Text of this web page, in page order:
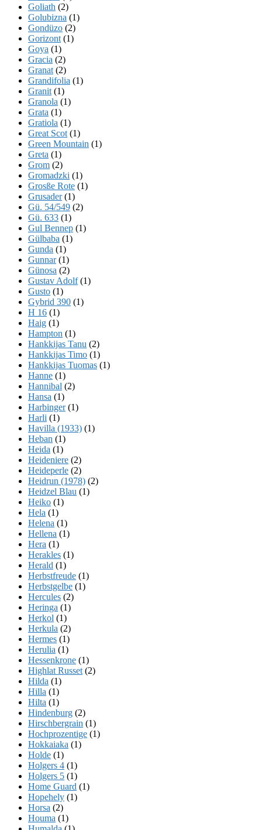
Goliath (2)
Golubizna (1)
Gondüzo (2)
Gorizont (1)
Goya (1)
Gracia (2)
Granat (2)
Grandifolia (1)
Granit (1)
Granola (1)
Grata (1)
Gratiola (1)
Great Scot (1)
Green Mountain (1)
Greta (1)
Grom (2)
Gromadzki (1)
Grosße Rote (1)
Grusader(1)
Gü. 54/549 (2)
Gü. 633 (1)
Gul Bennep (1)
Gülbaba (1)
Gunda (1)
Gunnar(1)
Günosa (2)
Gustav Adolf(1)
Gusto (1)
Gybrid 390 (1)
H 16 (1)
Haig (1)
Hampton (1)
Hankkijas Tanu (2)
Hankkijas Timo (1)
Hankkijas Tuomas (1)
Hanne (1)
Hannibal (2)
Hansa (1)
Harbinger(1)
Harli (1)
Havilla (1933) (1)
Heban (1)
Heida (1)
Heideniere (2)
Heideperle (2)
Heidrun (1978) (2)
Heidzel Blau (1)
Heiko (1)
Hela (1)
Helena (1)
Hellena (1)
Hera (1)
Herakles (1)
Herald (1)
Herbstfreude (1)
Herbstgelbe (1)
Hercules (2)
Heringa (1)
Herkol (1)
Herkula (2)
Hermes (1)
Herulia (1)
Hessenkrone (1)
Highlat Russet (2)
Hilda (1)
Hilla (1)
Hilta (1)
Hindenburg (2)
Hirschbergrain (1)
Hochprozentige (1)
Hokkaiaka (1)
Holde (1)
Holgers 4 (1)
Holgers 5 (1)
Home Guard (1)
Hopehely (1)
Horsa (2)
Houma (1)